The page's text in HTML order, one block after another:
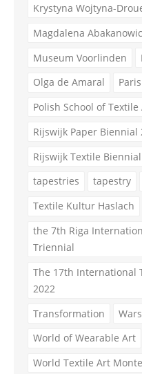
Krystyna Wojtyna-
Magdalena
Museum Voorlinden
Olga de Amaral
Paris
Polish School of Textile
Rijswijk Paper Biennial
Rijswijk Textile Biennial
tapestries
tapestry
Textile Kultur Haslach
the 7th Riga
Triennial
The 17th International
2022
Transformation
World of Wearable Art
World Textile Art